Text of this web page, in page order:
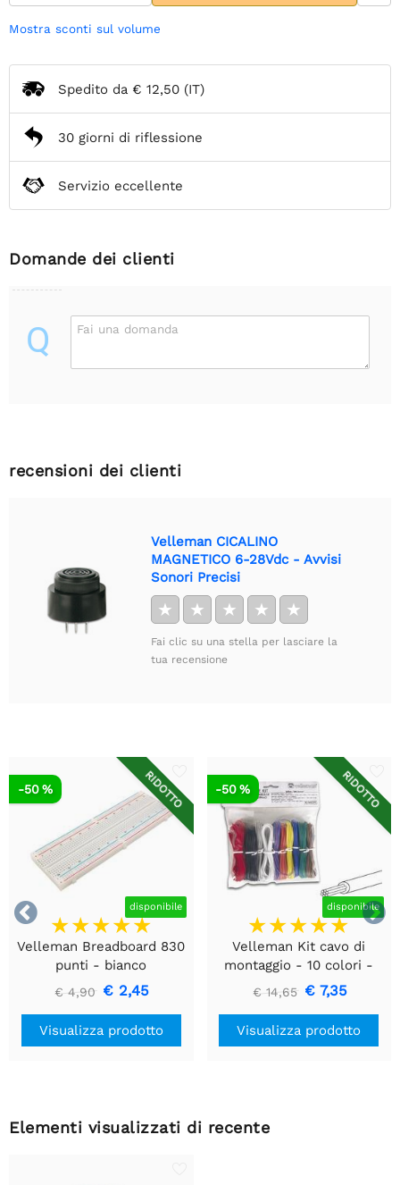
Mostra sconti sul volume
Spedito da € 12,50 (IT)
30 giorni di riflessione
Servizio eccellente
Domande dei clienti
Q Fai una domanda
recensioni dei clienti
Velleman CICALINO
MAGNETICO 6-28Vdc - Avvisi
Sonori Precisi
★ ★ ★ ★ ★
Fai clic su una stella per lasciare la
tua recensione


RIDOTTO
disponibile
-50 %
Velleman Breadboard 830
punti - bianco
€ 4,90 € 2,45
Visualizza prodotto
RIDOTTO
disponibile
-50 %
Velleman Kit cavo di
montaggio - 10 colori -
60m - multipolare
€ 14,65 € 7,35
Visualizza prodotto
Elementi visualizzati di recente